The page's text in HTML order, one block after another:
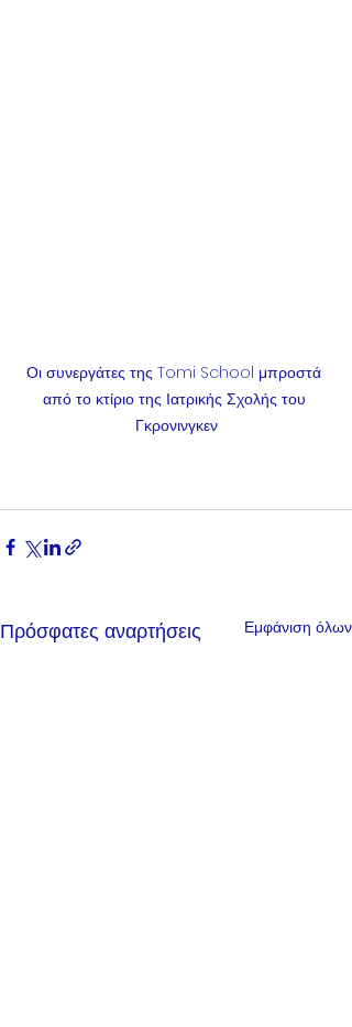
Οι συνεργάτες της Tomi School μπροστά
από το κτίριο της Ιατρικής Σχολής του
Γκρονινγκεν
Πρόσφατες αναρτήσεις Εμφάνιση όλων